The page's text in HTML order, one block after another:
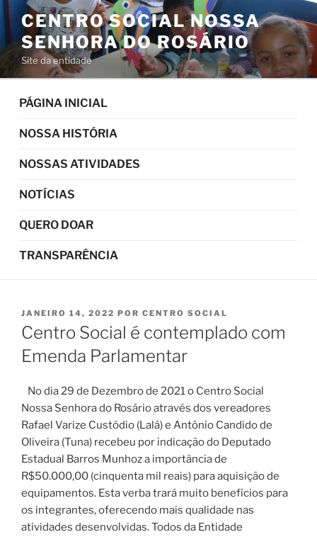
Pular
para
conteúdo
CENTRO SOCIAL NOSSA
SENHORA DO ROSÁRIO
Site da entidade
PÁGINA INICIAL
NOSSA HISTÓRIA
NOSSAS ATIVIDADES
NOTÍCIAS
QUERO DOAR
TRANSPARÊNCIA
PUBLICADO
EM
JANEIRO 14, 2022 POR CENTRO SOCIAL
Centro Social é contemplado com
Emenda Parlamentar
No dia 29 de Dezembro de 2021 o Centro Social
Nossa Senhora do Rosário através dos vereadores
Rafael Varize Custódio (Lalá) e Antônio Candido de
Oliveira (Tuna) recebeu por indicação do Deputado
Estadual Barros Munhoz a importância de
R$50.000,00 (cinquenta mil reais) para aquisição de
equipamentos. Esta verba trará muito benefícios para
os integrantes, oferecendo mais qualidade nas
atividades desenvolvidas. Todos da Entidade